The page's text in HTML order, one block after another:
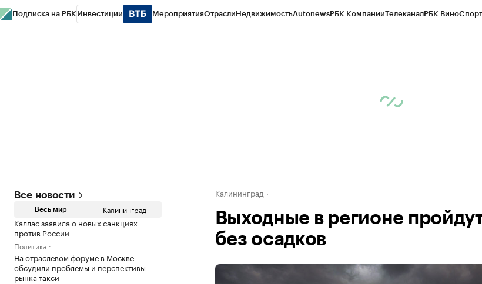
Подписка на РБК Инвестиции МероприятияОтраслиНедвижимостьAutonewsРБК КомпанииТелеканалРБК ВиноСпорт
Все новости
Весь мир Калининград
Каллас заявила о новых санкциях
против России
Политика
На отраслевом форуме в Москве
обсудили проблемы и перспективы
рынка такси
Калининград
Выходные в регионе
без осадков